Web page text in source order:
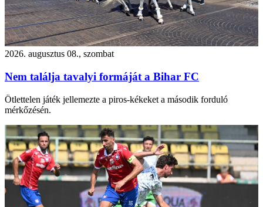
2026. augusztus 08., szombat
Nem találja tavalyi formáját a Bihar FC
Ötlettelen játék jellemezte a piros-kékeket a második forduló
mérkőzésén.